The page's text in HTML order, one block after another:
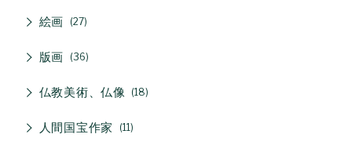
絵画 27
版画 36
仏教美術、仏像 18
人間国宝作家 11